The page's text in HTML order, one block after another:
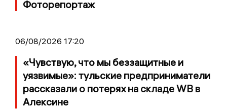
Фоторепортаж
06/08/2026 17:20
«Чувствую, что мы беззащитные и
уязвимые»: тульские предприниматели
рассказали о потерях на складе WB в
Алексине